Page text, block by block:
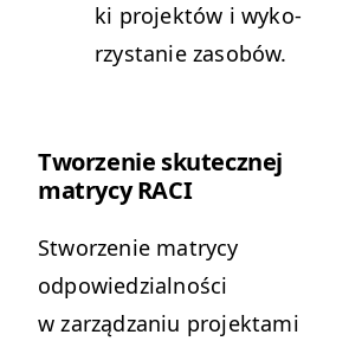
ki pro­jek­tów i wyko­
rzys­tanie zasobów.
Tworze­nie skutecznej
matrycyRACI
Stworze­nie matrycy
odpowiedzial­noś­ci
w zarządza­niu pro­jek­ta­mi